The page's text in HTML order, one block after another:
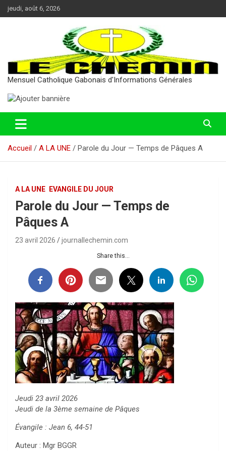
Aller
au
jeudi, août 6, 2026
Mensuel Catholique Gabonais d'Informations Générales
Accueil A LA UNE Parole du Jour — Temps de Pâques A
A LA UNE EVANGILE DU JOUR
Parole du Jour — Temps de
Pâques A
23 avril 2026 journallechemin.com
Share this...
Jeudi 23 avril 2026
Jeudi de la 3ème semaine de Pâques
Évangile : Jean 6, 44-51
Auteur : Mgr BGGR